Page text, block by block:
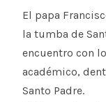
El papa
la tumba de
encuentro con
académico,
Santo Padre.